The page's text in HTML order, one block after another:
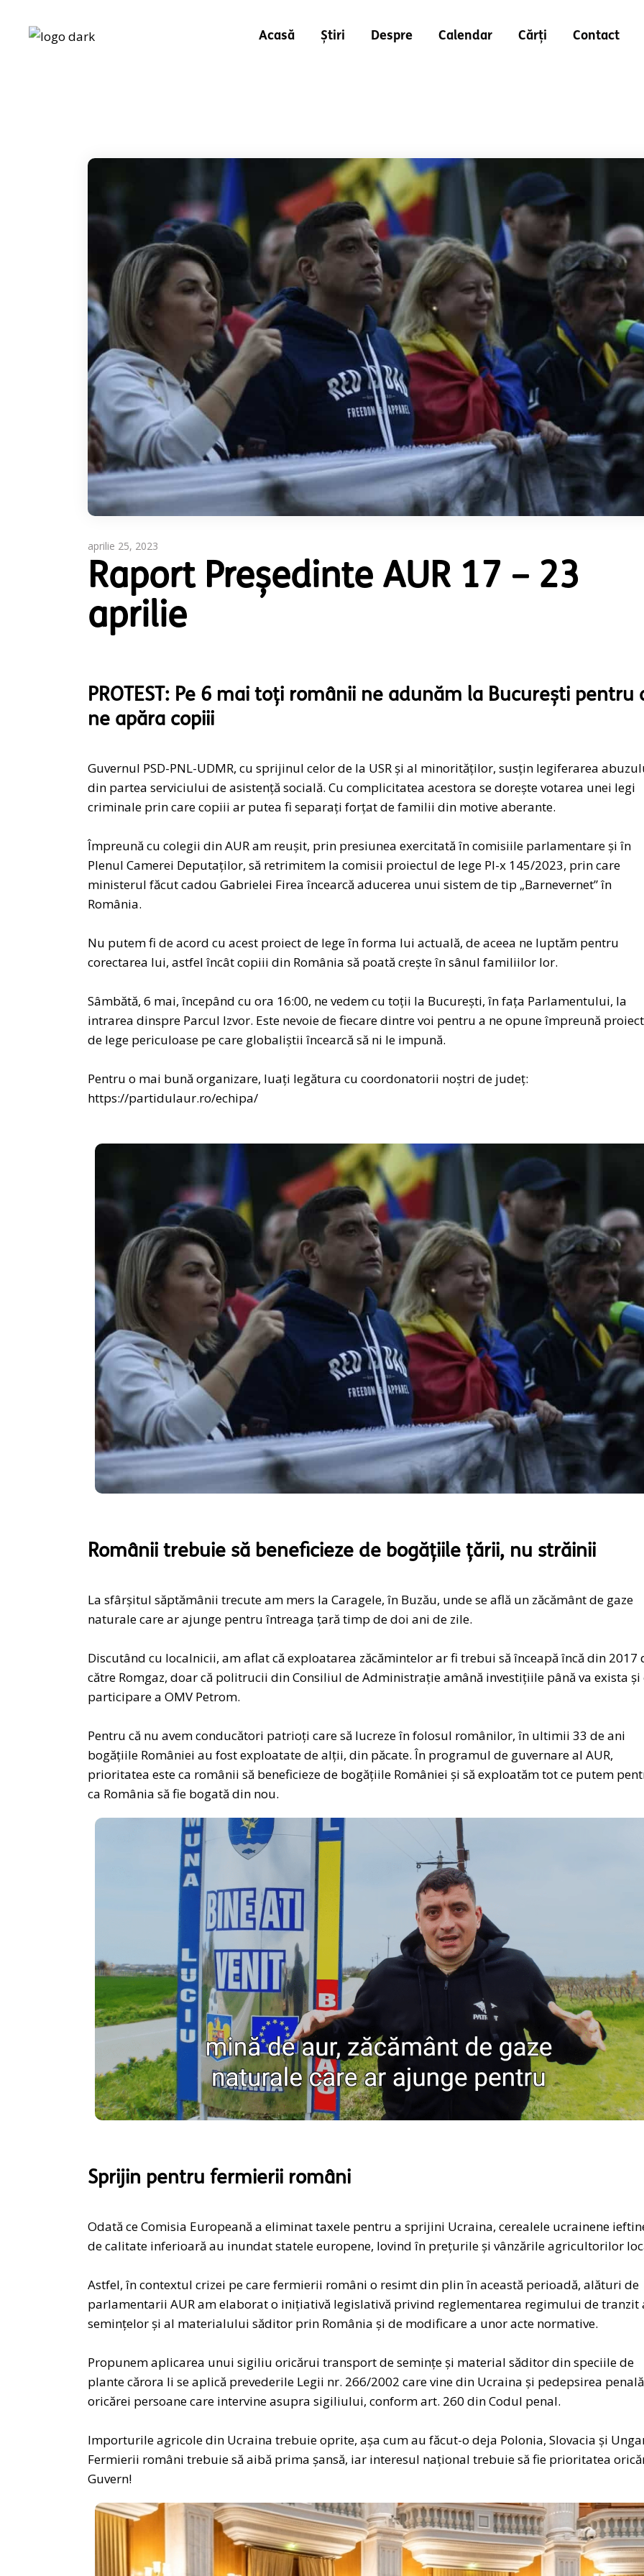
Acasă Știri Despre Calendar Cărți Contact
aprilie 25, 2023
Raport Președinte AUR 17 – 23
aprilie
PROTEST: Pe 6 mai toți românii ne adunăm la București pentru
ne apăra copiii
Guvernul PSD-PNL-UDMR, cu sprijinul celor de la USR și al minorităților, susțin legiferarea
din partea serviciului de asistență socială. Cu complicitatea acestora se dorește votarea unei legi
criminale prin care copiii ar putea fi separați forțat de familii din motive aberante.
Împreună cu colegii din AUR am reușit, prin presiunea exercitată în comisiile parlamentare și în
Plenul Camerei Deputaților, să retrimitem la comisii proiectul de lege Pl-x 145/2023, prin care
ministerul făcut cadou Gabrielei Firea încearcă aducerea unui sistem de tip „Barnevernet” în
România.
Nu putem fi de acord cu acest proiect de lege în forma lui actuală, de aceea ne luptăm pentru
corectarea lui, astfel încât copiii din România să poată crește în sânul familiilor lor.
Sâmbătă, 6 mai, începând cu ora 16:00, ne vedem cu toții la București, în fața Parlamentului, la
intrarea dinspre Parcul Izvor. Este nevoie de fiecare dintre voi pentru a ne opune împreună
de lege periculoase pe care globaliștii încearcă să ni le impună.
Pentru o mai bună organizare, luați legătura cu coordonatorii noștri de județ:
https://partidulaur.ro/echipa/
Românii trebuie să beneficieze de bogățiile țării, nu străinii
La sfârșitul săptămânii trecute am mers la Caragele, în Buzău, unde se află un zăcământ de gaze
naturale care ar ajunge pentru întreaga țară timp de doi ani de zile.
Discutând cu localnicii, am aflat că exploatarea zăcămintelor ar fi trebui să înceapă încă din 2017
către Romgaz, doar că politrucii din Consiliul de Administrație amână investițiile până va exista și
participare a OMV Petrom.
Pentru că nu avem conducători patrioți care să lucreze în folosul românilor, în ultimii 33 de ani
bogățiile României au fost exploatate de alții, din păcate. În programul de guvernare al AUR,
prioritatea este ca românii să beneficieze de bogățiile României și să exploatăm tot ce putem
ca România să fie bogată din nou.
Sprijin pentru fermierii români
Odată ce Comisia Europeană a eliminat taxele pentru a sprijini Ucraina, cerealele ucrainene
de calitate inferioară au inundat statele europene, lovind în preţurile şi vânzările agricultorilor
Astfel, în contextul crizei pe care fermierii români o resimt din plin în această perioadă, alături de
parlamentarii AUR am elaborat o inițiativă legislativă privind reglementarea regimului de tranzit
semințelor și al materialului săditor prin România și de modificare a unor acte normative.
Propunem aplicarea unui sigiliu oricărui transport de semințe și material săditor din speciile de
plante cărora li se aplică prevederile Legii nr. 266/2002 care vine din Ucraina şi pedepsirea
oricărei persoane care intervine asupra sigiliului, conform art. 260 din Codul penal.
Importurile agricole din Ucraina trebuie oprite, așa cum au făcut-o deja Polonia, Slovacia și
Fermierii români trebuie să aibă prima șansă, iar interesul național trebuie să fie prioritatea
Guvern!